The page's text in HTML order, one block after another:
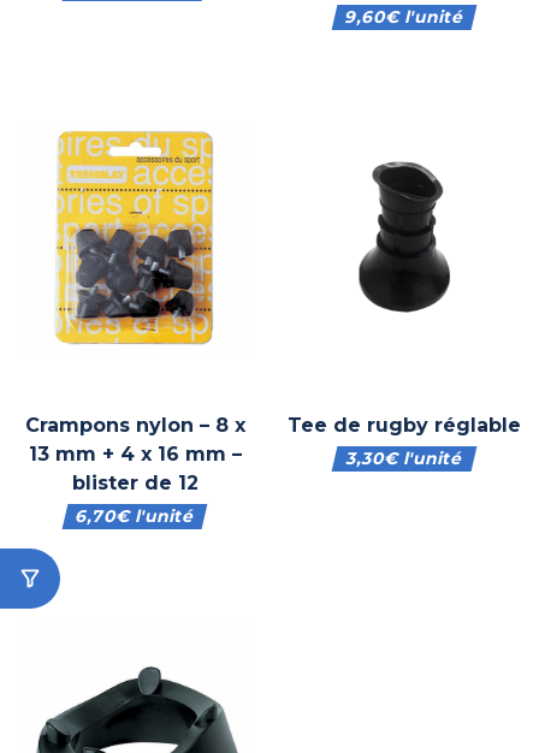
9,60€l'unité
Crampons nylon – 8 x
13 mm + 4 x 16 mm –
blister de 12
6,70€l'unité
Tee de rugby réglable
3,30€l'unité